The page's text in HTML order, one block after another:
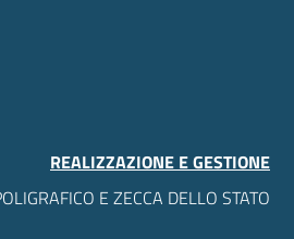
REALIZZAZIONE E GESTIONE
E ZECCA DELLO STATO